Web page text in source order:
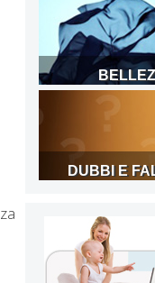
DUBBI E